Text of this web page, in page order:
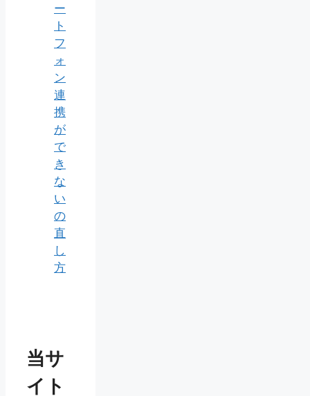
ー
ト
フ
ォ
ン
連
携
が
で
き
な
い
の
直
し
方
当サ
イト